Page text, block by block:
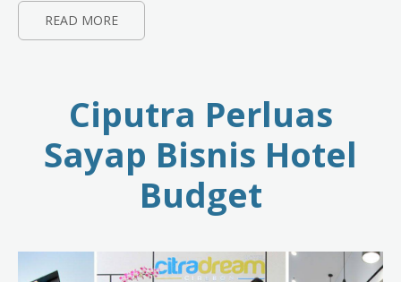
READ MORE
Ciputra Perluas
Sayap Bisnis Hotel
Budget